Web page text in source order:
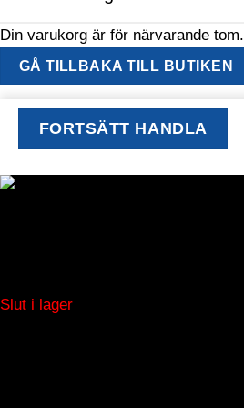
Din varukorg är för närvarande tom.
GÅ TILLBAKA TILL BUTIKEN
FORTSÄTT HANDLA
Slut i lager